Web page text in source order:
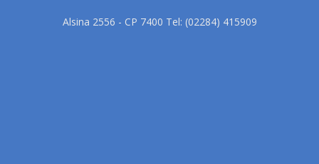
Alsina 2556 - CP 7400 Tel: (02284) 415909